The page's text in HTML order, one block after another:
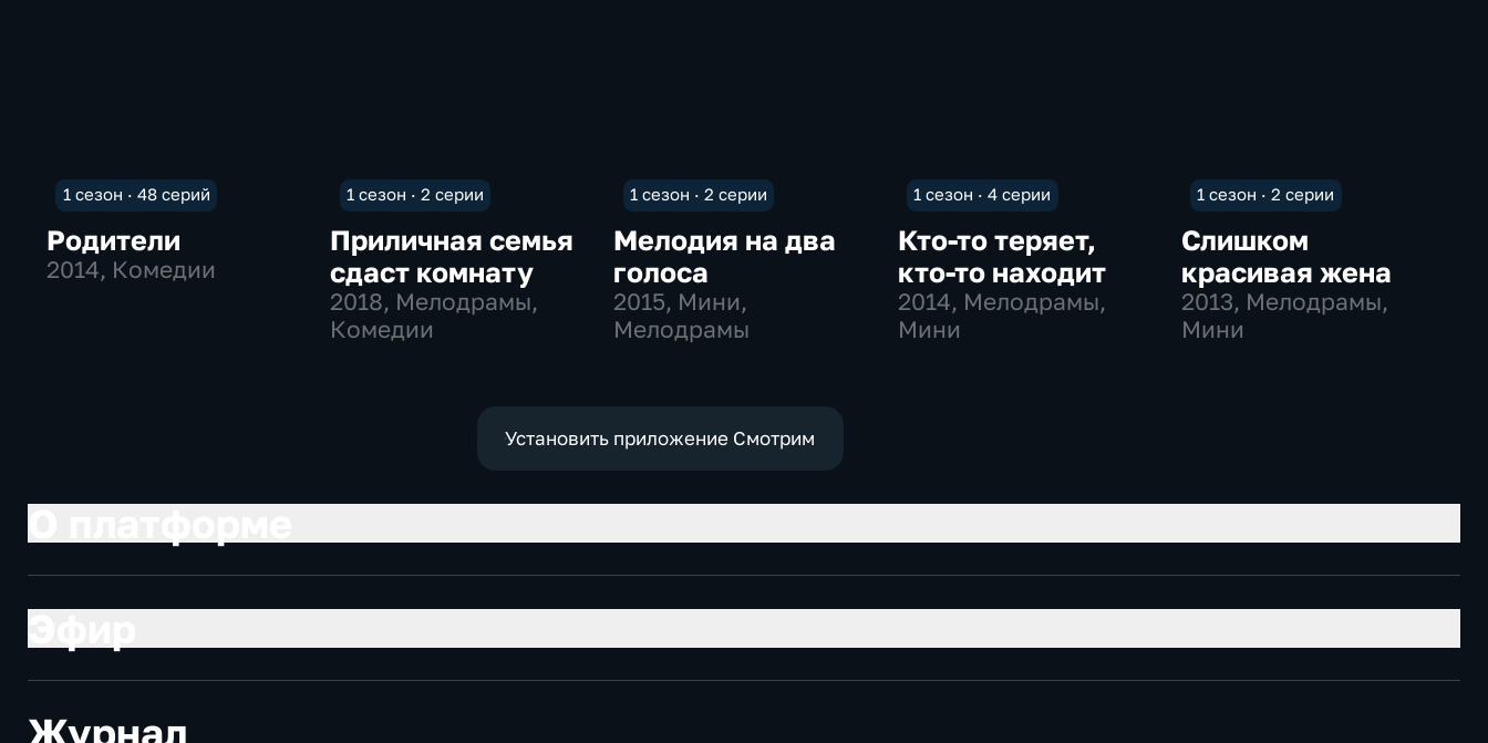
1 сезон · 48 серий
Родители
2014, Комедии
1 сезон · 2 серии
Приличная семья
сдаст комнату
2018, Мелодрамы,
Комедии
1 сезон · 2 серии
Мелодия на два
голоса
2015, Мини,
Мелодрамы
1 сезон · 4 серии
Кто-то теряет,
кто-то находит
2014, Мелодрамы,
Мини
1 сезон · 2 серии
Слишком
красивая жена
2013, Мелодрамы,
Мини
Установить приложение Смотрим
Журнал